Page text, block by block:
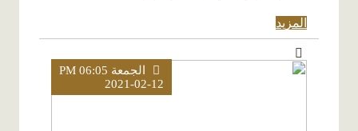
المزيد
الجمعة PM 06:05
2021-02-12